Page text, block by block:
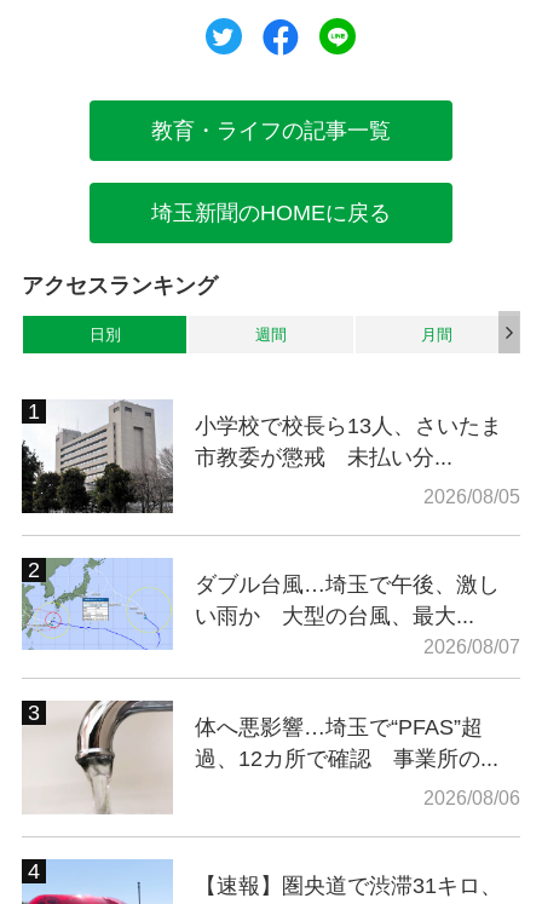
ツイートシェア
教育・ライフの記事一覧
埼玉新聞のHOMEに戻る
アクセスランキング
日別 週間 月間
小学校で校長ら13人、さいたま
市教委が懲戒 未払い分...
2026/08/05
ダブル台風…埼玉で午後、激し
い雨か 大型の台風、最大...
2026/08/07
体へ悪影響…埼玉で“PFAS”超
過、12カ所で確認 事業所の...
2026/08/06
【速報】圏央道で渋滞31キロ、